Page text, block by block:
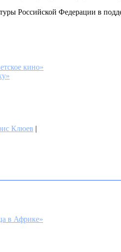
Российской Федерации в
кино»
Клюев |
в Африке»